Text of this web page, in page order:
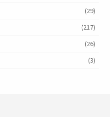
(29)
(217)
(26)
(3)